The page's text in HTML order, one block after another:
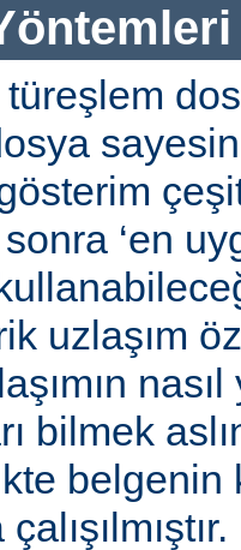
türeşlem
‘en
uzlaşım
bilmek
belgenin